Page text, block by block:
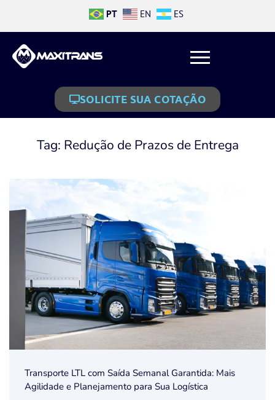
PT EN ES
SOLICITE SUA COTAÇÃO
Tag: Redução de Prazos de Entrega
Transporte LTL com Saída Semanal Garantida: Mais
Agilidade e Planejamento para Sua Logística